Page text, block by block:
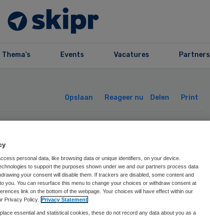
Thema’s Events Vacatures Partners
Opslaan Reageer nu Delen Print
voor
bij
personal data, like browsing data or unique identifiers, on your device.
to support the purposes shown under we and our partners process data
your consent will disable them. If trackers are disabled, some content and
you. You can resurface this menu to change your choices or withdraw consent at
link on the bottom of the webpage. Your choices will have effect within our
Privacy Policy.
Privacy Statement
essential and statistical cookies, these do not record any data about you as a